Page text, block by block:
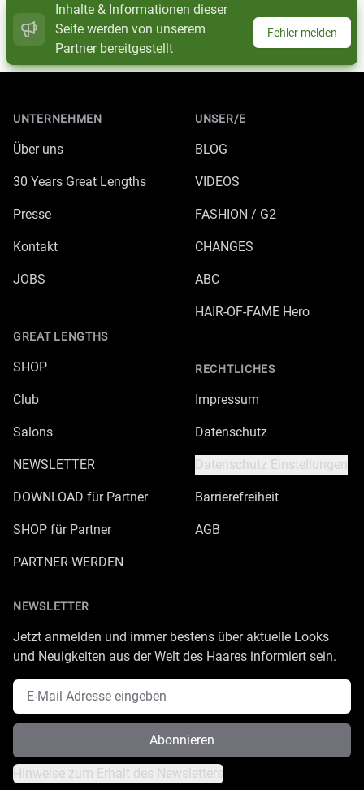
Inhalte & Informationen dieser
Seite werden von unserem
Partner bereitgestellt
Fehler melden
UNTERNEHMEN
Über uns
30 Years Great Lengths
Presse
Kontakt
JOBS
GREAT LENGTHS
SHOP
Club
Salons
NEWSLETTER
DOWNLOAD für Partner
SHOP für Partner
PARTNER WERDEN
UNSER/E
BLOG
VIDEOS
FASHION / G2
CHANGES
ABC
HAIR-OF-FAME Hero
RECHTLICHES
Impressum
Datenschutz
Datenschutz Einstellungen
Barrierefreiheit
AGB
NEWSLETTER
Jetzt anmelden und immer bestens über aktuelle Looks
und Neuigkeiten aus der Welt des Haares informiert sein.
E-Mail Adresse
Abonnieren
Hinweise zum Erhalt des Newsletters